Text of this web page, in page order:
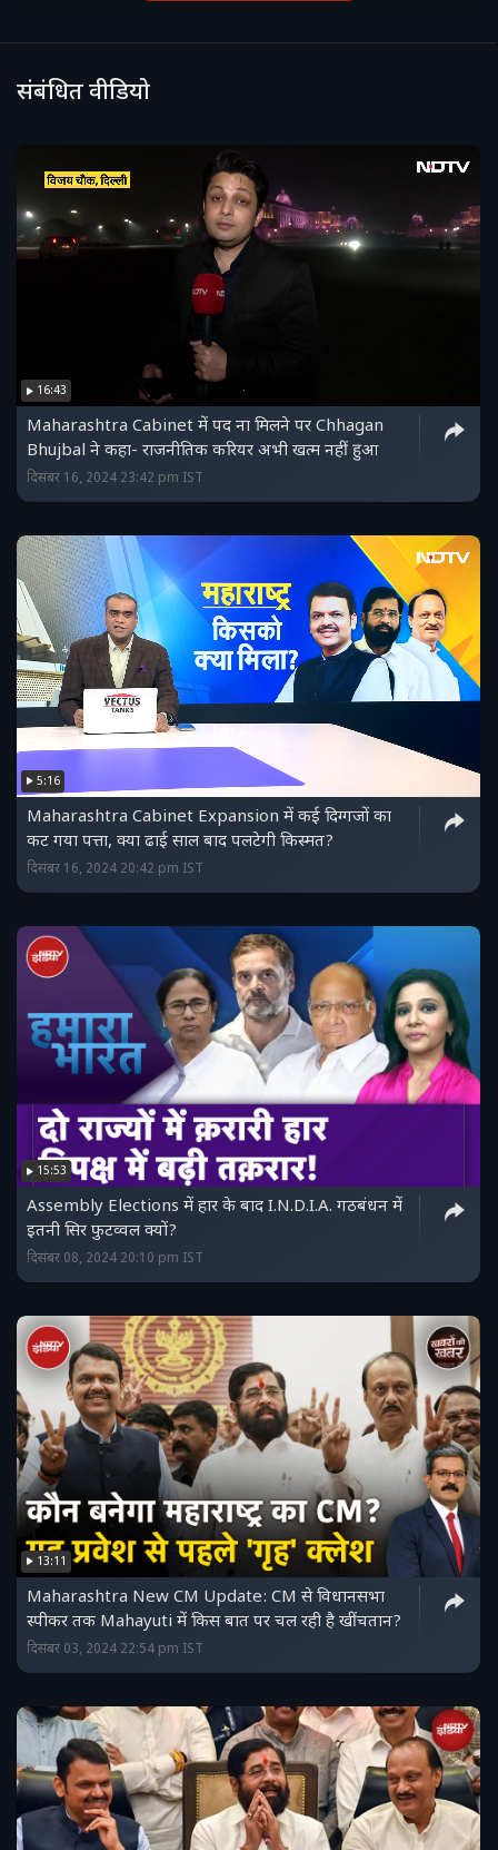
संबंधित वीडियो
16:43
Maharashtra Cabinet में पद ना मिलने पर Chhagan
Bhujbal ने कहा- राजनीतिक करियर अभी खत्म नहीं हुआ
दिसंबर 16, 2024 23:42 pm IST
5:16
Maharashtra Cabinet Expansion में कई दिग्गजों का
कट गया पत्ता, क्या ढाई साल बाद पलटेगी किस्मत?
दिसंबर 16, 2024 20:42 pm IST
15:53
Assembly Elections में हार के बाद I.N.D.I.A. गठबंधन में
इतनी सिर फुटव्वल क्यों?
दिसंबर 08, 2024 20:10 pm IST
13:11
Maharashtra New CM Update: CM से विधानसभा
स्पीकर तक Mahayuti में किस बात पर चल रही है खींचतान?
दिसंबर 03, 2024 22:54 pm IST